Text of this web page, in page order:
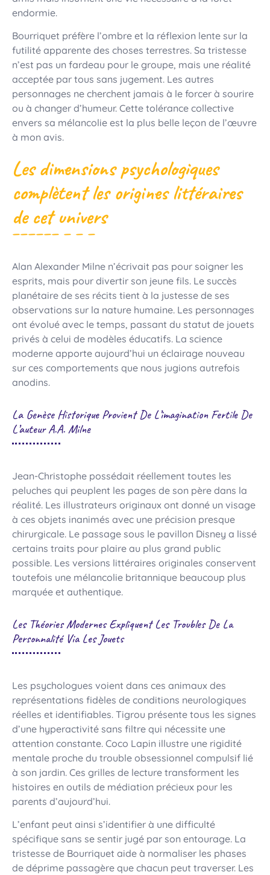
endormie.
Bourriquet préfère l’ombre et la réflexion lente sur la
futilité apparente des choses terrestres. Sa tristesse
n’est pas un fardeau pour le groupe, mais une réalité
acceptée par tous sans jugement. Les autres
personnages ne cherchent jamais à le forcer à sourire
ou à changer d’humeur. Cette tolérance collective
envers sa mélancolie est la plus belle leçon de l’œuvre
à mon avis.
Les dimensions psychologiques
complètent les origines littéraires
de cet univers
Alan Alexander Milne n’écrivait pas pour soigner les
esprits, mais pour divertir son jeune fils. Le succès
planétaire de ses récits tient à la justesse de ses
observations sur la nature humaine. Les personnages
ont évolué avec le temps, passant du statut de jouets
privés à celui de modèles éducatifs. La science
moderne apporte aujourd’hui un éclairage nouveau
sur ces comportements que nous jugions autrefois
anodins.
La Genèse Historique Provient De L’imagination Fertile De
L’auteur A.A. Milne
Jean-Christophe possédait réellement toutes les
peluches qui peuplent les pages de son père dans la
réalité. Les illustrateurs originaux ont donné un visage
à ces objets inanimés avec une précision presque
chirurgicale. Le passage sous le pavillon Disney a lissé
certains traits pour plaire au plus grand public
possible. Les versions littéraires originales conservent
toutefois une mélancolie britannique beaucoup plus
marquée et authentique.
Les Théories Modernes Expliquent Les Troubles De La
Personnalité Via Les Jouets
Les psychologues voient dans ces animaux des
représentations fidèles de conditions neurologiques
réelles et identifiables. Tigrou présente tous les signes
d’une hyperactivité sans filtre qui nécessite une
attention constante. Coco Lapin illustre une rigidité
mentale proche du trouble obsessionnel compulsif lié
à son jardin. Ces grilles de lecture transforment les
histoires en outils de médiation précieux pour les
parents d’aujourd’hui.
L’enfant peut ainsi s’identifier à une difficulté
spécifique sans se sentir jugé par son entourage. La
tristesse de Bourriquet aide à normaliser les phases
de déprime passagère que chacun peut traverser. Les